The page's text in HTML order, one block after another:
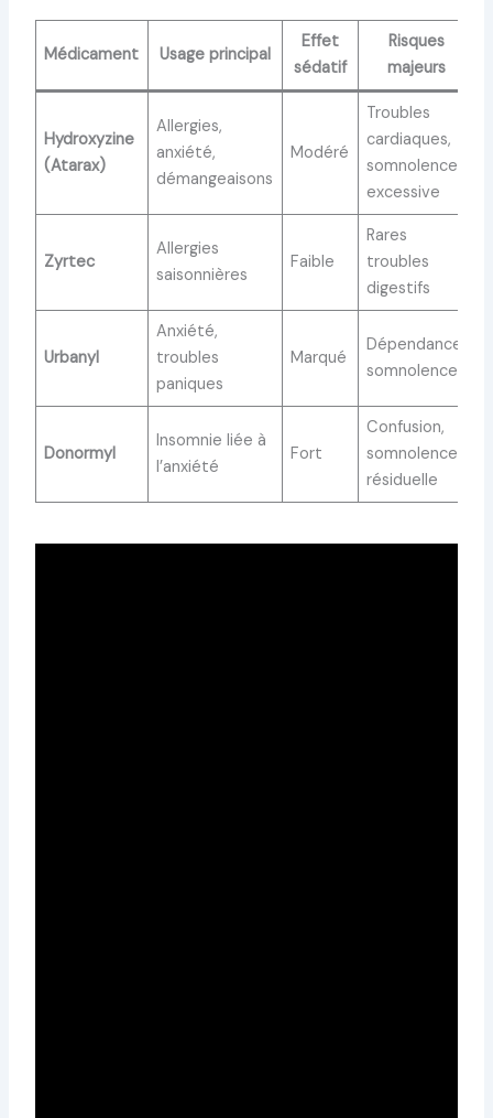
Médicament Usage principal
Effet
sédatif
Risques
majeurs
Hydroxyzine
(Atarax)
Allergies,
anxiété,
démangeaisons
Modéré
Troubles
cardiaques,
somnolence
excessive
Zyrtec
Allergies
saisonnières
Faible
Rares
troubles
digestifs
Urbanyl
Anxiété,
troubles
paniques
Marqué
Dépendance,
somnolence
Donormyl
Insomnie liée à
l’anxiété
Fort
Confusion,
somnolence
résiduelle